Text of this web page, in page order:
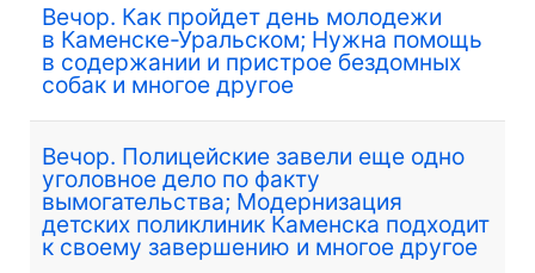
Вечор. Как пройдет день молодежи
в Каменске-Уральском; Нужна помощь
в содержании и пристрое бездомных
собак и многое другое
Вечор. Полицейские завели еще одно
уголовное дело по факту
вымогательства; Модернизация
детских поликлиник Каменска подходит
к своему завершению и многое другое